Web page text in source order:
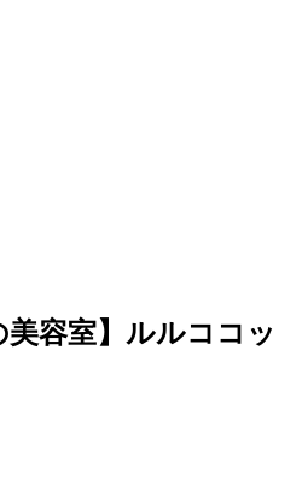
美容室】ルルココッ